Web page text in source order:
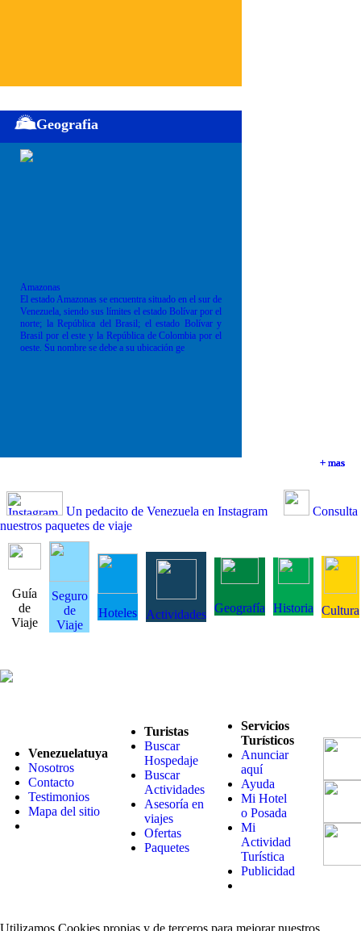
+ mas
+ mas
+ mas
Geografia
Amazonas
El estado Amazonas se encuentra situado en el sur de
Venezuela, siendo sus límites el estado Bolívar por el
norte; la República del Brasil; el estado Bolívar y
Brasil por el este y la República de Colombia por el
oeste. Su nombre se debe a su ubicación ge
+ mas
Un pedacito de Venezuela en Instagram
Consulta
nuestros paquetes de viaje
Guía
de
Viaje
Seguro
de
Viaje
Hoteles Actividades Geografía Historia Cultura
Venezuelatuya
Nosotros
Contacto
Testimonios
Mapa del sitio
Turistas
Buscar
Hospedaje
Buscar
Actividades
Asesoría en
viajes
Ofertas
Paquetes
Servicios
Turísticos
Anunciar
aquí
Ayuda
Mi Hotel
o Posada
Mi
Actividad
Turística
Publicidad
Utilizamos Cookies propias y de terceros para mejorar nuestros